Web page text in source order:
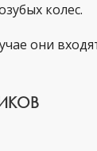
колес.
они